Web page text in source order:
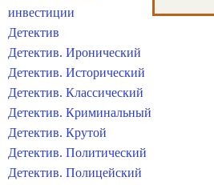
инвестиции
Детектив
Детектив. Иронический
Детектив. Исторический
Детектив. Классический
Детектив. Криминальный
Детектив. Крутой
Детектив. Политический
Детектив. Полицейский